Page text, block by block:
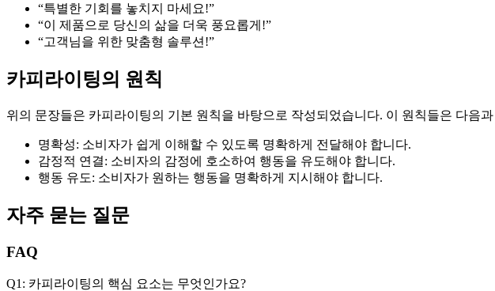
“특별한 기회를 놓치지 마세요!”
“이 제품으로 당신의 삶을 더욱 풍요롭게!”
“고객님을 위한 맞춤형 솔루션!”
카피라이팅의 원칙
위의 문장들은 카피라이팅의 기본 원칙을 바탕으로 작성되었습니다. 이 원칙들은 다음
명확성: 소비자가 쉽게 이해할 수 있도록 명확하게 전달해야 합니다.
감정적 연결: 소비자의 감정에 호소하여 행동을 유도해야 합니다.
행동 유도: 소비자가 원하는 행동을 명확하게 지시해야 합니다.
자주 묻는 질문
FAQ
Q1: 카피라이팅의 핵심 요소는 무엇인가요?